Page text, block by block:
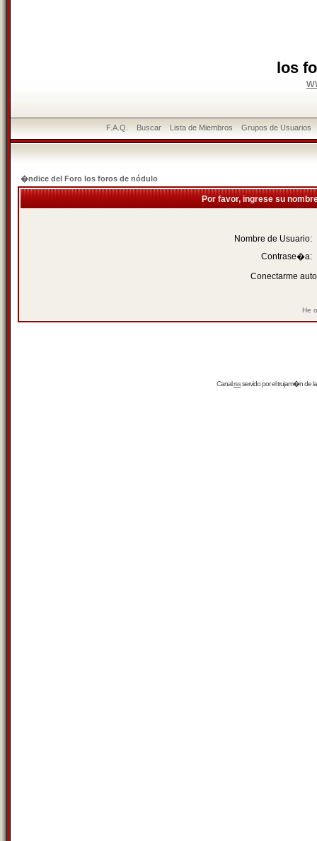
los
F.A.Q. Buscar Lista de Miembros Grupos de Usuarios
�ndice del Foro los foros de nódulo
Por favor, ingrese su
Nombre de Usuario:
Contrase�a:
Conectarme
He
Canalrssservido por eltrujam�nde